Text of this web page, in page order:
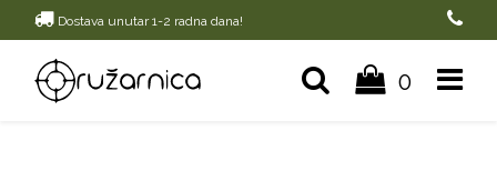
Dostava unutar 1-2 radna dana!
0